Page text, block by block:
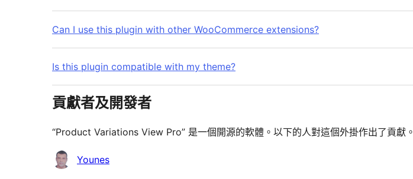
Can I use this plugin with other WooCommerce extensions?
Is this plugin compatible with my theme?
貢獻者及開發者
“Product Variations View Pro” 是一個開源的軟體。以下的人對這個外掛作出了貢獻。
貢
Younes